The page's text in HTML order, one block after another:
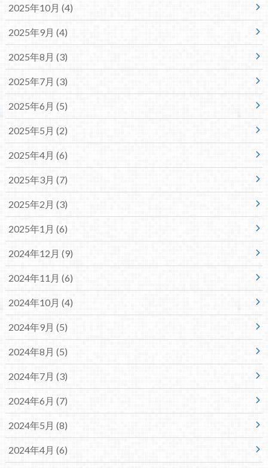
2025年10月 (4)
2025年9月 (4)
2025年8月 (3)
2025年7月 (3)
2025年6月 (5)
2025年5月 (2)
2025年4月 (6)
2025年3月 (7)
2025年2月 (3)
2025年1月 (6)
2024年12月 (9)
2024年11月 (6)
2024年10月 (4)
2024年9月 (5)
2024年8月 (5)
2024年7月 (3)
2024年6月 (7)
2024年5月 (8)
2024年4月 (6)